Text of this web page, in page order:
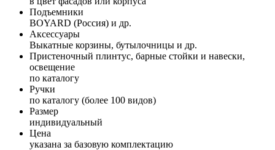
Подъемники
BOYARD (Россия) и др.
Аксессуары
Выкатные корзины, бутылочницы и др.
Пристеночный плинтус, барные стойки и навески,
освещение
по каталогу
Ручки
по каталогу (более 100 видов)
Размер
индивидуальный
Цена
указана за базовую комплектацию